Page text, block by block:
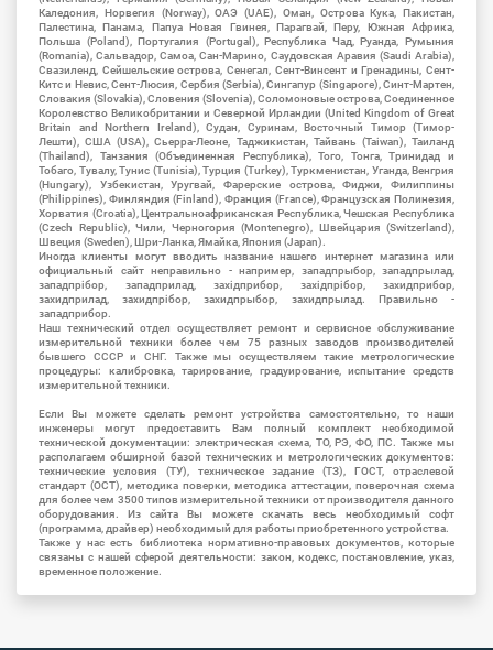
Каледония, Норвегия (Norway), ОАЭ (UAE), Оман, Острова Кука, Пакистан,
Палестина, Панама, Папуа Новая Гвинея, Парагвай, Перу, Южная Африка,
Польша (Poland), Португалия (Portugal), Республика Чад, Руанда, Румыния
(Romania), Сальвадор, Самоа, Сан-Марино, Саудовская Аравия (Saudi Arabia),
Свазиленд, Сейшельские острова, Сенегал, Сент-Винсент и Гренадины, Сент-
Китс и Невис, Сент-Люсия, Сербия (Serbia), Сингапур (Singapore), Синт-Мартен,
Словакия (Slovakia), Словения (Slovenia), Соломоновые острова, Соединенное
Королевство Великобритании и Северной Ирландии (United Kingdom of Great
Britain and Northern Ireland), Судан, Суринам, Восточный Тимор (Тимор-
Лешти), США (USA), Сьерра-Леоне, Таджикистан, Тайвань (Taiwan), Таиланд
(Thailand), Танзания (Объединенная Республика), Того, Тонга, Тринидад и
Тобаго, Тувалу, Тунис (Tunisia), Турция (Turkey), Туркменистан, Уганда, Венгрия
(Hungary), Узбекистан, Уругвай, Фарерские острова, Фиджи, Филиппины
(Philippines), Финляндия (Finland), Франция (France), Французская Полинезия,
Хорватия (Croatia), Центральноафриканская Республика, Чешская Республика
(Czech Republic), Чили, Черногория (Montenegro), Швейцария (Switzerland),
Швеция (Sweden), Шри-Ланка, Ямайка, Япония (Japan).
Иногда клиенты могут вводить название нашего интернет магазина или
официальный сайт неправильно - например, западпрыбор, западпрылад,
западпрібор, западприлад, західприбор, західпрібор, захидприбор,
захидприлад, захидпрібор, захидпрыбор, захидпрылад. Правильно -
западприбор.
Наш технический отдел осуществляет ремонт и сервисное обслуживание
измерительной техники более чем 75 разных заводов производителей
бывшего СССР и СНГ. Также мы осуществляем такие метрологические
процедуры: калибровка, тарирование, градуирование, испытание средств
измерительной техники.
Если Вы можете сделать ремонт устройства самостоятельно, то наши
инженеры могут предоставить Вам полный комплект необходимой
технической документации: электрическая схема, ТО, РЭ, ФО, ПС. Также мы
располагаем обширной базой технических и метрологических документов:
технические условия (ТУ), техническое задание (ТЗ), ГОСТ, отраслевой
стандарт (ОСТ), методика поверки, методика аттестации, поверочная схема
для более чем 3500 типов измерительной техники от производителя данного
оборудования. Из сайта Вы можете скачать весь необходимый софт
(программа, драйвер) необходимый для работы приобретенного устройства.
Также у нас есть библиотека нормативно-правовых документов, которые
связаны с нашей сферой деятельности: закон, кодекс, постановление, указ,
временное положение.